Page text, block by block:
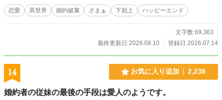
恋愛 異世界 婚約破棄 ざまぁ 下剋上 ハッピーエンド
文字数 69,363
最終更新日 2026.08.10
登録日 2026.07.14
14 お気に入り追加 2,238
婚約者の従妹の最後の手段は愛人のようです。